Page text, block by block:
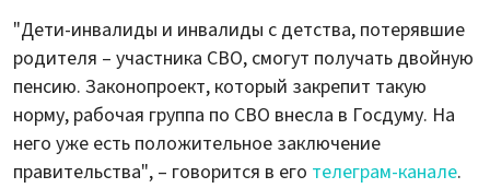
"Дети-инвалиды и инвалиды с детства, потерявшие
родителя – участника СВО, смогут получать двойную
пенсию. Законопроект, который закрепит такую
норму, рабочая группа по СВО внесла в Госдуму. На
него уже есть положительное заключение
правительства", – говорится в его телеграм-канале.